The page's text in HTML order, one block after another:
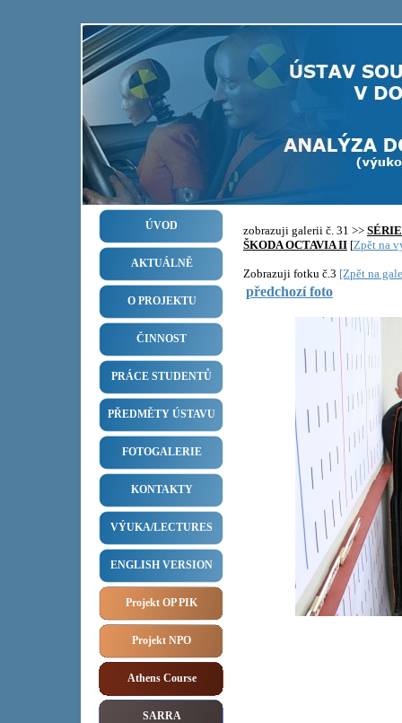
ÚVOD
AKTUÁLNĚ
O PROJEKTU
ČINNOST
PRÁCE STUDENTŮ
PŘEDMĚTY ÚSTAVU
FOTOGALERIE
KONTAKTY
VÝUKA/LECTURES
ENGLISH VERSION
Projekt OP PIK
Projekt NPO
Athens Course
SARRA
zobrazuji galerii č. 31 >>
ŠKODA OCTAVIA II [Zpět na
Zobrazuji fotku č.3 [Zpět na
předchozí foto